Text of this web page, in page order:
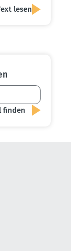
lesen